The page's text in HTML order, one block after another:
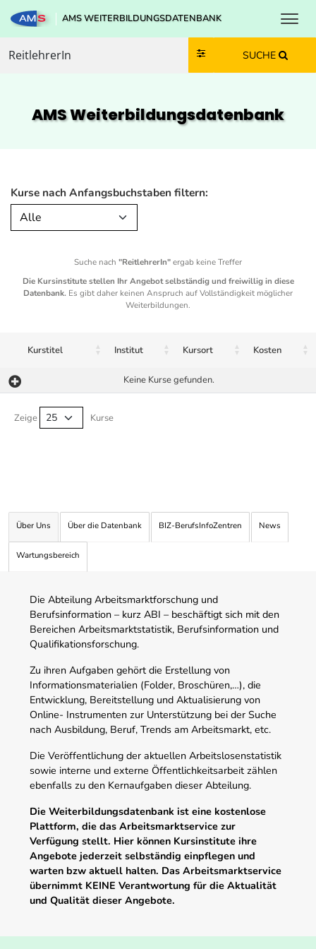
Zum Inhalt springen
Zum Navmenü springen
Zur Suche springen
Zur Footer springen
AMS WEITERBILDUNGSDATENBANK
SUCHE
AMS Weiterbildungs­datenbank
Kurse nach Anfangsbuchstaben filtern:
Alle
Suche nach "ReitlehrerIn"ergab keine Treffer
Die Kursinstitute stellen Ihr Angebot selbständig und freiwillig in diese
Datenbank. Es gibt daher keinen Anspruch auf Vollständigkeit möglicher
Weiterbildungen.
Kurstitel Institut Kursort Kosten
Keine Kurse gefunden.
Zeige Kurse
Über Uns Über die Datenbank BIZ-BerufsInfoZentren News
Wartungsbereich
Die Abteilung Arbeitsmarktforschung und
Berufsinformation – kurz ABI – beschäftigt sich mit den
Bereichen Arbeitsmarktstatistik, Berufsinformation und
Qualifikationsforschung.
Zu ihren Aufgaben gehört die Erstellung von
Informationsmaterialien (Folder, Broschüren,…), die
Entwicklung, Bereitstellung und Aktualisierung von
Online- Instrumenten zur Unterstützung bei der Suche
nach Ausbildung, Beruf, Trends am Arbeitsmarkt, etc.
Die Veröffentlichung der aktuellen Arbeitslosenstatistik
sowie interne und externe Öffentlichkeitsarbeit zählen
ebenfalls zu den Kernaufgaben dieser Abteilung.
Die Weiterbildungsdatenbank ist eine kostenlose
Plattform, die das Arbeitsmarktservice zur
Verfügung stellt. Hier können Kursinstitute ihre
Angebote jederzeit selbständig einpflegen und
warten bzw aktuell halten. Das Arbeitsmarktservice
übernimmt KEINE Verantwortung für die Aktualität
und Qualität dieser Angebote.